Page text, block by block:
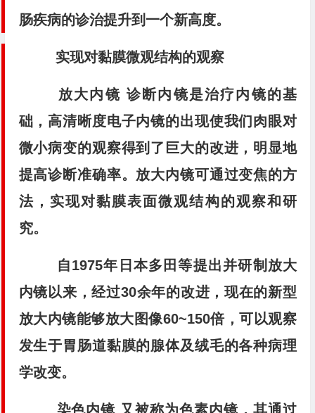
肠疾病的诊治提升到一个新高度。
实现对黏膜微观结构的观察
放大内镜 诊断内镜是治疗内镜的基
础，高清晰度电子内镜的出现使我们肉眼对
微小病变的观察得到了巨大的改进，明显地
提高诊断准确率。放大内镜可通过变焦的方
法，实现对黏膜表面微观结构的观察和研
究。
自1975年日本多田等提出并研制放大
内镜以来，经过30余年的改进，现在的新型
放大内镜能够放大图像60~150倍，可以观察
发生于胃肠道黏膜的腺体及绒毛的各种病理
学改变。
染色内镜 又被称为色素内镜，其通过